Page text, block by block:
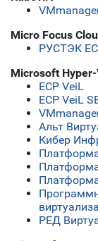
Micro Focus
РУСТЭК
Microsoft
ECP VeiL
ECP VeiL
Альт
Кибер
РЕД